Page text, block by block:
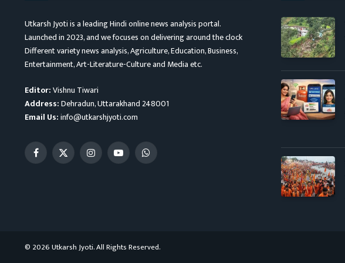
Utkarsh Jyoti is a leading Hindi online news analysis portal.
Launched in 2023, and we focuses on delivering around the clock
Different variety news analysis, Agriculture, Education, Business,
Entertainment, Art-Literature-Culture and Media etc.
Editor:Vishnu Tiwari
Address:Dehradun, Uttarakhand 248001
Email Us:info@utkarshjyoti.com
Facebook
X
InstagramYouTubeWhatsApp
© 2026 Utkarsh Jyoti. All Rights Reserved.